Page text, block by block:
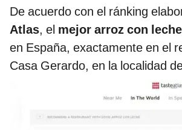
De acuerdo con el ránking
Atlas, el mejor arroz con leche
en España, exactamente en el
Casa Gerardo, en la localidad